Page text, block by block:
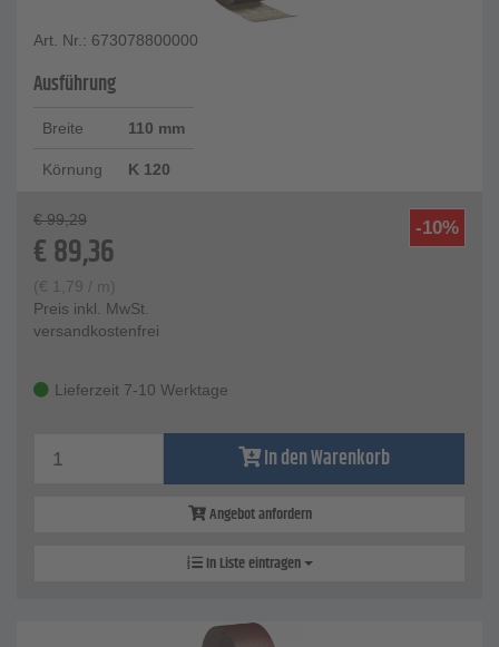
Art. Nr.: 673078800000
Ausführung
Breite 110 mm
Körnung K 120
-10%
€ 99,29
€89,36
(€ 1,79 / m)
Preis inkl. MwSt.
versandkostenfrei
Lieferzeit 7-10 Werktage
In den Warenkorb
Angebot anfordern
In Liste eintragen